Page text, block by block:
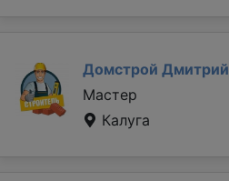
Домстрой Дмитрий
Мастер
Калуга